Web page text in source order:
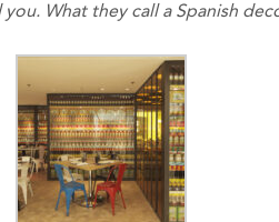
What they call a Spanish